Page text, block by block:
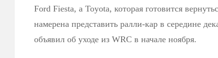
Ford Fiesta, а Toyota, которая готовится
намерена представить ралли-кар в середине
объявил об уходе из WRC в начале ноября.